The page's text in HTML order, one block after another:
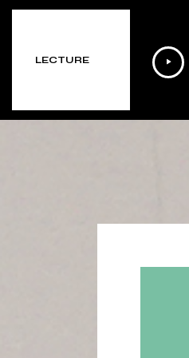
LECTURE
Lecteur
audio